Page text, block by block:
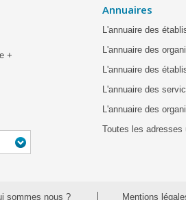
+
Annuaires
L'annuaire des
L'annuaire des
L'annuaire des
L'annuaire des
L'annuaire des
Toutes les adresses
sommes nous ? Mentions